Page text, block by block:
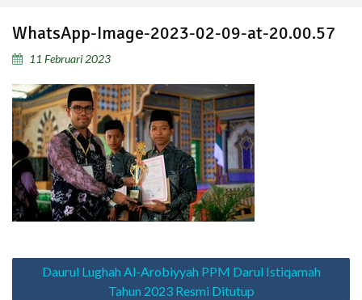
WhatsApp-Image-2023-02-09-at-20.00.57
11 Februari 2023
Navigasi
Daurul Lughah Al-Arobiyyah PPM Darul Istiqamah
Tahun 2023 Resmi Ditutup